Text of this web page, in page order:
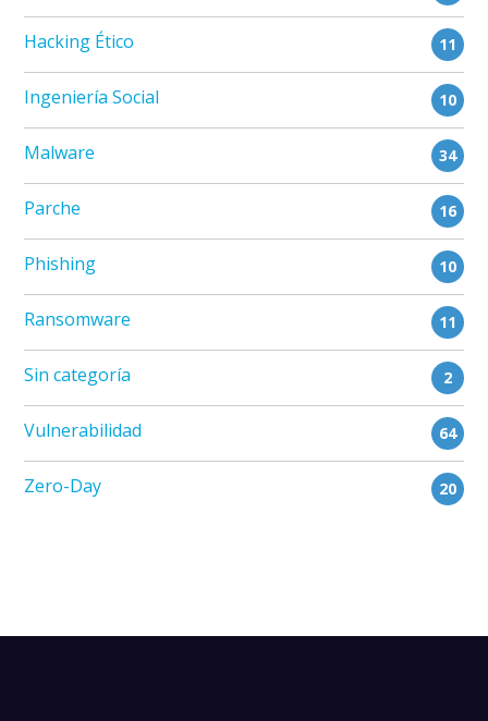
Hacking Ético 11
Ingeniería Social 10
Malware 34
Parche 16
Phishing 10
Ransomware 11
Sin categoría 2
Vulnerabilidad 64
Zero-Day 20